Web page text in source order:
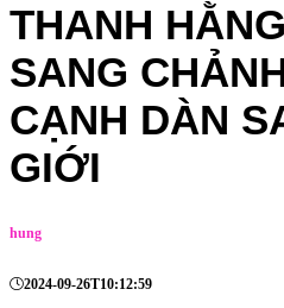
THANH
SANG
CẠNH DÀN
GIỚI
hung
2024-09-26T10:12:59